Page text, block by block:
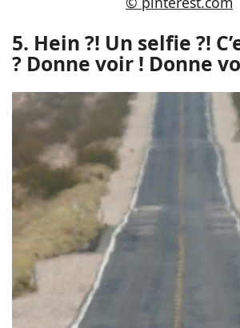
5. Hein ?! Un selfie ?!
? Donne voir ! Donne